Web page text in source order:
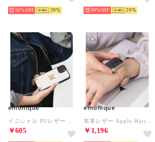
50% 20 60% 20
emonique
￥605
emonique
￥1,196